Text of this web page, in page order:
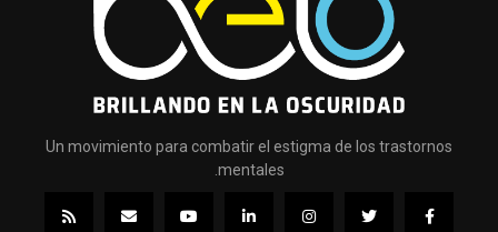
Un movimiento para combatir el estigma de los trastornos
mentales.